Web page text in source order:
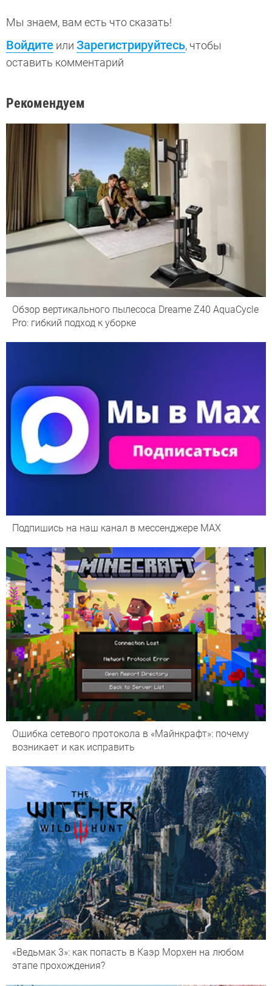
Мы знаем, вам есть что сказать!
Войдите или Зарегистрируйтесь, чтобы
оставить комментарий
Рекомендуем
Обзор вертикального пылесоса Dreame Z40 AquaCycle
Pro: гибкий подход к уборке
Подпишись на наш канал в мессенджере МАХ
Ошибка сетевого протокола в «Майнкрафт»: почему
возникает и как исправить
«Ведьмак 3»: как попасть в Каэр Морхен на любом
этапе прохождения?